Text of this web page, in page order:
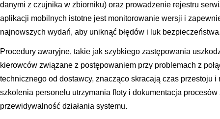
danymi z czujnika w zbiorniku) oraz prowadzenie rejestru
aplikacji mobilnych istotne jest monitorowanie wersji i
najnowszych wydań, aby uniknąć błędów i luk
Procedury awaryjne, takie jak szybkiego zastępowania
kierowców związane z postępowaniem przy problemach z
technicznego od dostawcy, znacząco skracają czas przestoju
szkolenia personelu utrzymania floty i dokumentacja
przewidywalność działania systemu.